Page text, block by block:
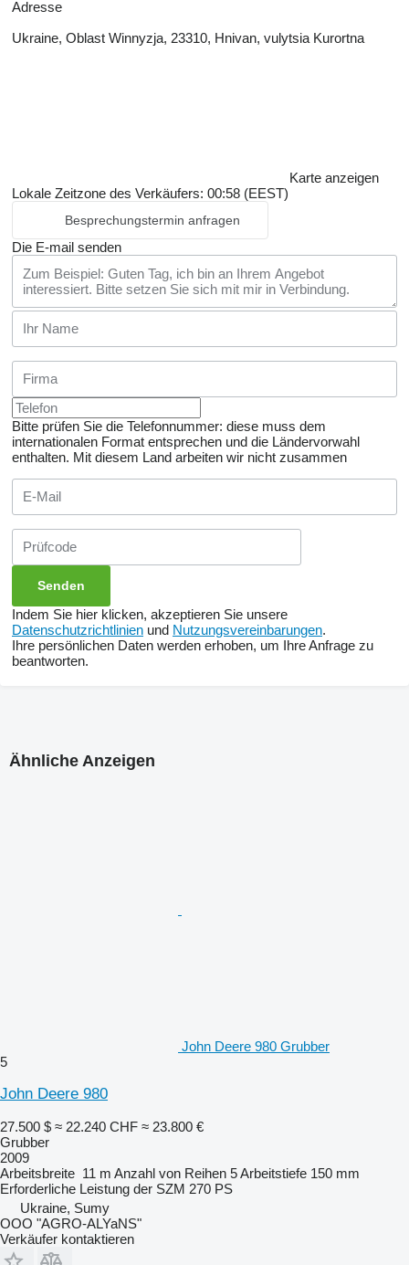
Adresse
Ukraine, Oblast Winnyzja, 23310, Hnivan, vulytsia Kurortna
Karte anzeigen
Lokale Zeitzone des Verkäufers: 00:58 (EEST)
Besprechungstermin anfragen
Die E-mail senden
Bitte prüfen Sie die Telefonnummer: diese muss dem
internationalen Format entsprechen und die Ländervorwahl
enthalten. Mit diesem Land arbeiten wir nicht zusammen
Indem Sie hier klicken, akzeptieren Sie unsere
Datenschutzrichtlinien und Nutzungsvereinbarungen.
Ihre persönlichen Daten werden erhoben, um Ihre Anfrage zu
beantworten.
Ähnliche Anzeigen
John Deere 980 Grubber
5
John Deere 980
27.500 $ ≈ 22.240 CHF ≈ 23.800 €
Grubber
2009
Arbeitsbreite 11 m Anzahl von Reihen 5Arbeitstiefe 150 mm
Erforderliche Leistung der SZM 270 PS
Ukraine, Sumy
OOO "AGRO-ALYaNS"
Verkäufer kontaktieren